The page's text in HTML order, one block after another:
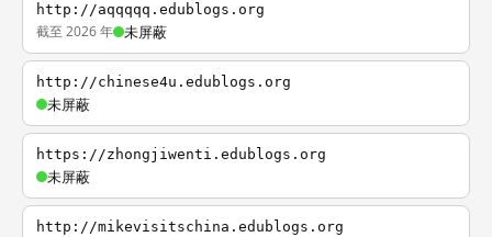
http://aqqqqq.edublogs.org
截至 2026 年 未屏蔽
http://chinese4u.edublogs.org
未屏蔽
https://zhongjiwenti.edublogs.org
未屏蔽
http://mikevisitschina.edublogs.org